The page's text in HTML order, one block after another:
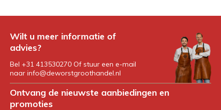
Wilt u meer informatie of
advies?
Bel +31 413530270 Of stuur een e-mail
naar info@deworstgroothandel.nl
Ontvang de nieuwste aanbiedingen en
promoties